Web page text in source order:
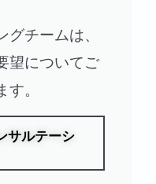
チームは、
望についてご
す。
サルテーシ